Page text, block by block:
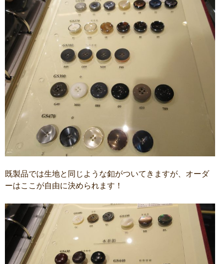
既製品では生地と同じような釦がついてきますが、オーダ
ーはここが自由に決められます！